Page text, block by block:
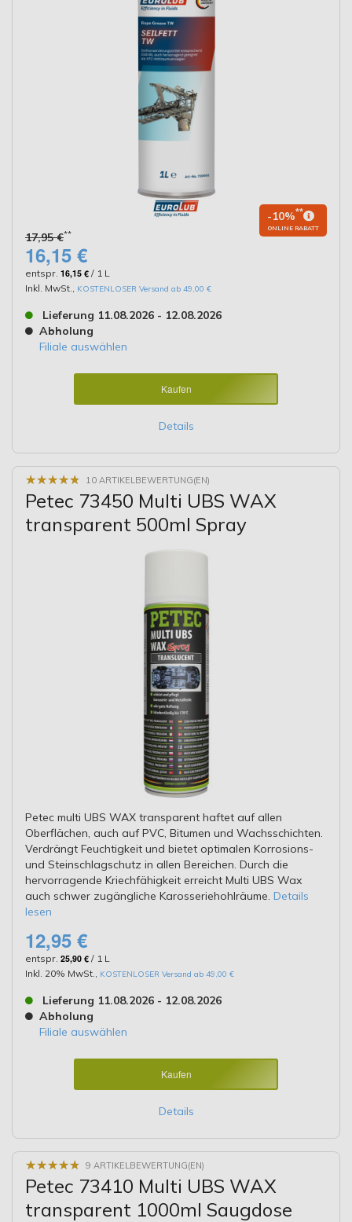
17,95 €**
-10%**
ONLINE RABATT
16,15 €
entspr. 16,15 € / 1 L
Inkl. MwSt.
KOSTENLOSER Versand ab 49,00 €
Lieferung 11.08.2026 - 12.08.2026
Abholung
Filiale auswählen
Kaufen
Details
★★★★★
★★★★★ 10 ARTIKELBEWERTUNG(EN)
Petec 73450 Multi UBS WAX
transparent 500ml Spray
Petec multi UBS WAX transparent haftet auf allen
Oberflächen, auch auf PVC, Bitumen und Wachsschichten.
Verdrängt Feuchtigkeit und bietet optimalen Korrosions-
und Steinschlagschutz in allen Bereichen. Durch die
hervorragende Kriechfähigkeit erreicht Multi UBS Wax
auch schwer zugängliche Karosseriehohlräume. Details
lesen
12,95 €
entspr. 25,90 € / 1 L
Inkl. 20% MwSt.
KOSTENLOSER Versand ab 49,00 €
Lieferung 11.08.2026 - 12.08.2026
Abholung
Filiale auswählen
Kaufen
Details
★★★★★
★★★★★ 9 ARTIKELBEWERTUNG(EN)
Petec 73410 Multi UBS WAX
transparent 1000ml Saugdose